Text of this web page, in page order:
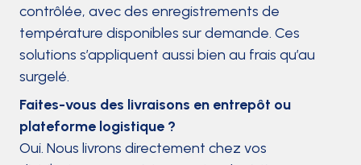
contrôlée, avec des enregistrements de
température disponibles sur demande. Ces
solutions s’appliquent aussi bien au frais qu’au
surgelé.
Faites-vous des livraisons en entrepôt ou
plateforme logistique ?
Oui. Nous livrons directement chez vos